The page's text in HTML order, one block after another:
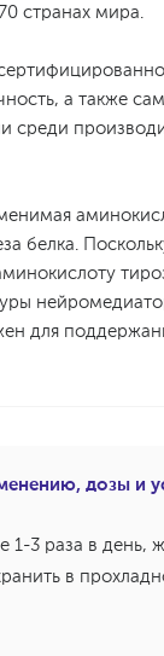
странах мира.
а также
среди
белка.
для
дозы и
1-3 раза в день,
в